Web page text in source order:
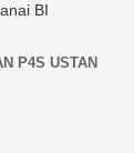
BI
P4S USTAN